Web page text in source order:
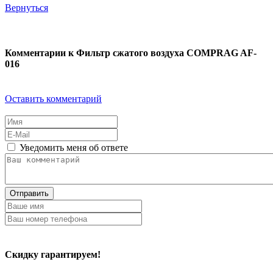
Вернуться
Комментарии к Фильтр сжатого воздуха COMPRAG AF-
016
Оставить комментарий
Уведомить меня об ответе
Отправить
Скидку гарантируем!